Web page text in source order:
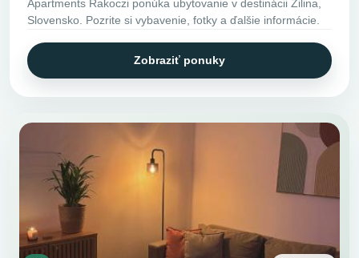
Apartments Rakoczi ponúka ubytovanie v destinácii Žilina,
Slovensko. Pozrite si vybavenie, fotky a ďalšie informácie.
Zobraziť ponuky